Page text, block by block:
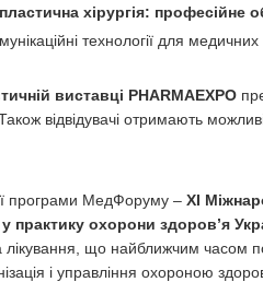
хірургія: професійне
технології для медичних
виставці PHARMAEXPO
відвідувачі отримають
програми МедФоруму – ХІ
практику охорони здоров’я
лікування, що найближчим часом
і управління охороною